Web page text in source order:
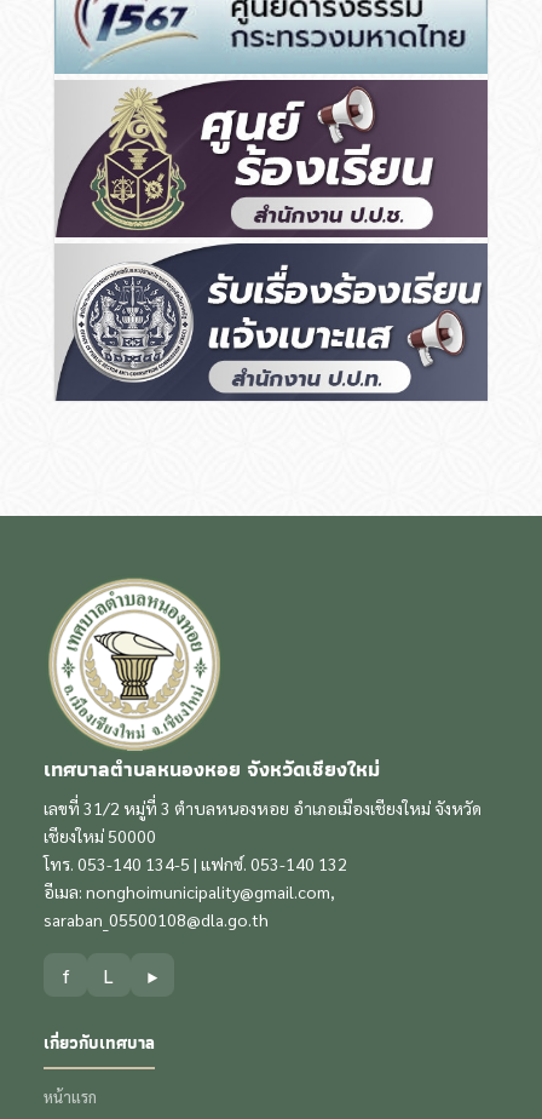
เทศบาลตำบลหนองหอย จังหวัดเชียงใหม่
เลขที่ 31/2 หมู่ที่ 3 ตำบลหนองหอย อำเภอเมืองเชียงใหม่ จังหวัด
เชียงใหม่ 50000
โทร. 053-140 134-5 | แฟกซ์. 053-140 132
อีเมล: nonghoimunicipality@gmail.com,
saraban_05500108@dla.go.th
f L ▶
เกี่ยวกับเทศบาล
หน้าแรก